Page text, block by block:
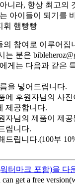
니라, 항상 최고의
아이들이 되기를
휘 햄빵빵
참여로 이루어집
분은
게는 다음과 같은
을 넣어드립니다.
에 후원자님의 사
제공합니다.
자님의 제품이 제
립니다.
립니다.(100부
터마크 포함)을 다
get a free